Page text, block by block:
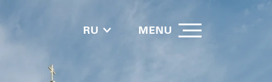
RU MENU